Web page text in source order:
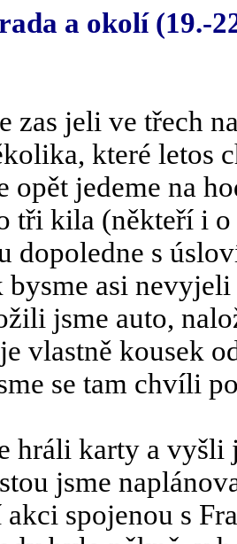
a okolí (19.-
zas jeli ve třech
které
opět jedeme na
tři kila (někteří i
dopoledne s
bysme asi
jsme auto,
vlastně kousek
se tam chvíli
hráli karty a vyšli
jsme
spojenou s